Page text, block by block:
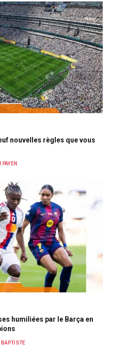
nouvelles règles que vous
humiliées par le Barça en
BAPTISTE